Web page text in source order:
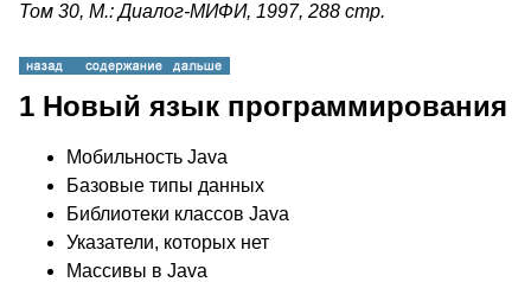
Том 30, М.: Диалог-МИФИ, 1997, 288 стр.
1 Новый язык программирования
Мобильность Java
Базовые типы данных
Библиотеки классов Java
Указатели, которых нет
Массивы в Java